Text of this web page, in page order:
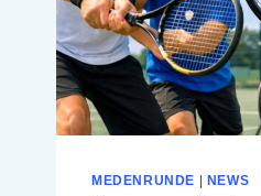
MEDENRUNDE | NEWS